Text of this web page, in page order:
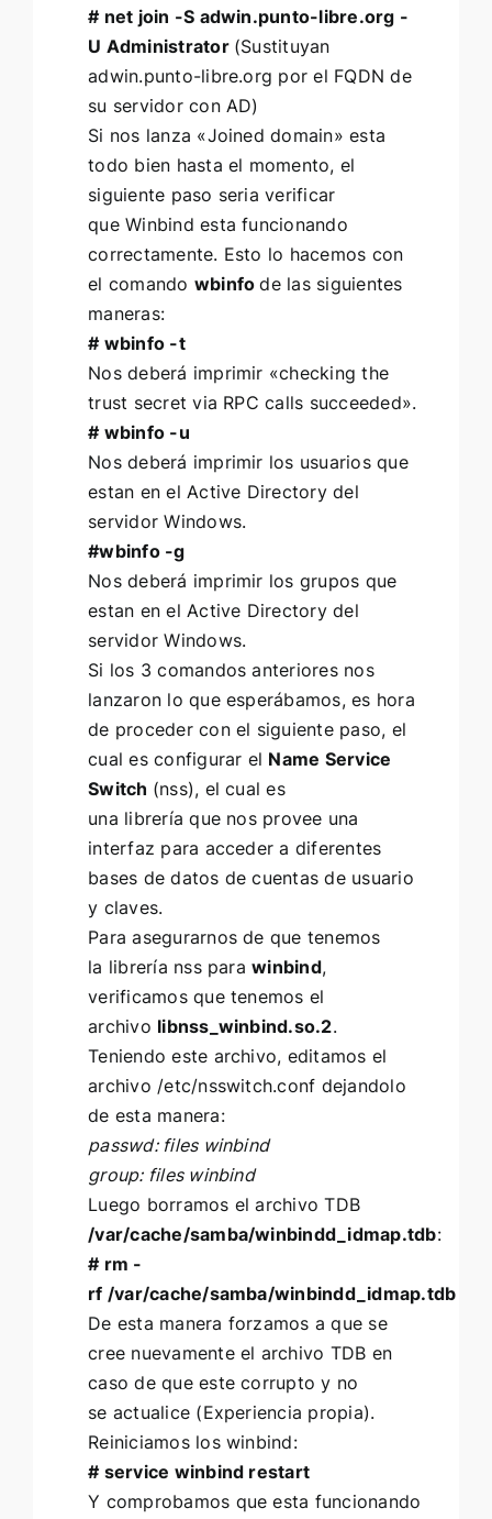
# net join -S adwin.punto-libre.org -
U Administrator (Sustituyan
adwin.punto-libre.org por el FQDN de
su servidor con AD)
Si nos lanza «Joined domain» esta
todo bien hasta el momento, el
siguiente paso seria verificar
que Winbind esta funcionando
correctamente. Esto lo hacemos con
el comando wbinfode las siguientes
maneras:
# wbinfo -t
Nos deberá imprimir «checking the
trust secret via RPC calls succeeded».
# wbinfo -u
Nos deberá imprimir los usuarios que
estan en el Active Directory del
servidor Windows.
#wbinfo -g
Nos deberá imprimir los grupos que
estan en el Active Directory del
servidor Windows.
Si los 3 comandos anteriores nos
lanzaron lo que esperábamos, es hora
de proceder con el siguiente paso, el
cual es configurar el Name Service
Switch (nss), el cual es
una librería que nos provee una
interfaz para acceder a diferentes
bases de datos de cuentas de usuario
y claves.
Para asegurarnos de que tenemos
la librería nss parawinbind,
verificamos que tenemos el
archivo libnss_winbind.so.2.
Teniendo este archivo, editamos el
archivo /etc/nsswitch.conf dejandolo
de esta manera:
passwd: files winbind
group: files winbind
Luego borramos el archivo TDB
/var/cache/samba/winbindd_idmap.tdb:
# rm -
rf /var/cache/samba/winbindd_idmap.tdb
De esta manera forzamos a que se
cree nuevamente el archivo TDB en
caso de que este corrupto y no
se actualice (Experiencia propia).
Reiniciamos los winbind:
# service winbind restart
Y comprobamos que esta funcionando